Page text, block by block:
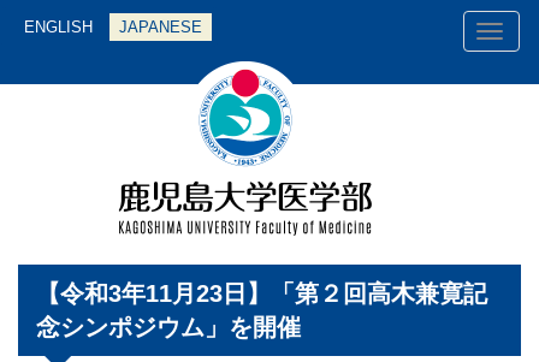
ENGLISH JAPANESE
【令和3年11月23日】「第２回高木兼寛記
念シンポジウム」を開催